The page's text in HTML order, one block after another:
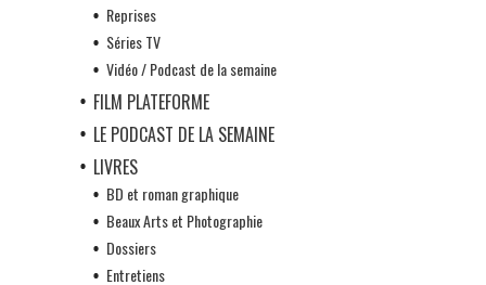
Reprises
Séries TV
Vidéo / Podcast de la semaine
FILM PLATEFORME
LE PODCAST DE LA SEMAINE
LIVRES
BD et roman graphique
Beaux Arts et Photographie
Dossiers
Entretiens